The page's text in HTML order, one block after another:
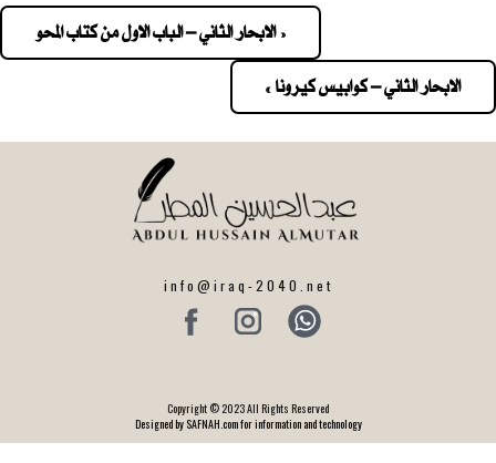
navigation
« الابحار الثاني – الباب الاول من كتاب المحو
الابحار الثاني – كوابيس كيرونا »
info@iraq-2040.net
Copyright © 2023 All Rights Reserved
Designed by SAFNAH.com for information and technology